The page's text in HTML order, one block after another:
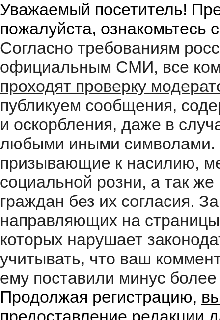
Уважаемый посетитель!
пожалуйста, ознакомьтесь
Согласно требованиям
официальным СМИ, все
проходят проверку
публикуем сообщения,
и оскорбления, даже в
любыми иными символами.
призывающие к насилию,
социальной розни, а так
граждан без их согласия.
направляющих на
которых нарушает
учитывать, что ваш
ему поставили минус
Продолжая регистрацию,
предоставление редакции